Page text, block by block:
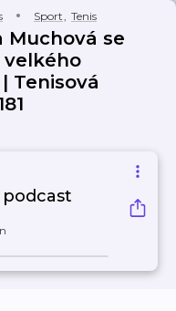
Sport, Tenis
Muchová se
Tenisová